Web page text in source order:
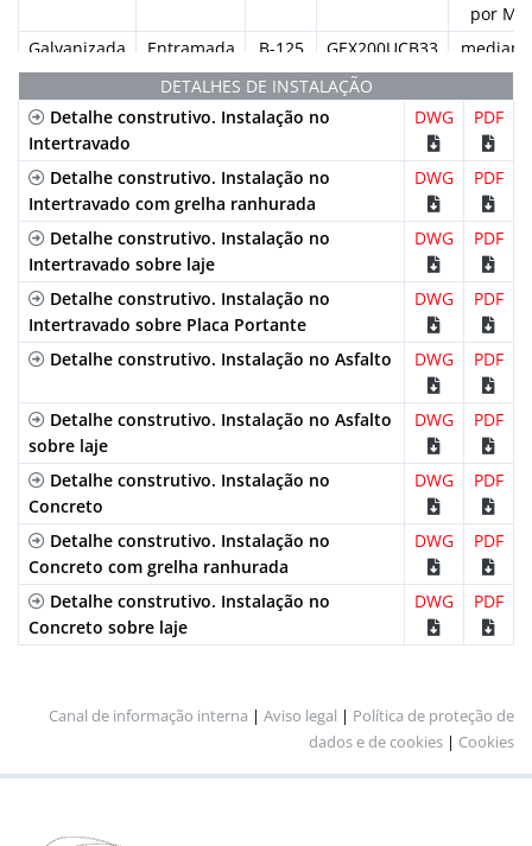
por ML
Galvanizada
Entramada
(Normal)
B-125 GEX200UCB33
2
cancelas
y 2
tornillos
por ML
Galvanizada
Entramada
(Anti-
tacão)
B-125 GEHX200UCB
2
cancelas
y 2
tornillos
por ML
por
pressão,
sem
Galvanizada
Ranhurada
C-250 GDR200UOC
por
pressão,
sem
DETALHES DE INSTALAÇÃO
Detalhe construtivo. Instalação no
Intertravado
DWG PDF
Detalhe construtivo. Instalação no
Intertravado com grelha ranhurada
DWG PDF
Detalhe construtivo. Instalação no
Intertravado sobre laje
DWG PDF
Detalhe construtivo. Instalação no
Intertravado sobre Placa Portante
DWG PDF
Detalhe construtivo. Instalação no Asfalto DWG PDF
Detalhe construtivo. Instalação no Asfalto
sobre laje
DWG PDF
Detalhe construtivo. Instalação no
Concreto
DWG PDF
Detalhe construtivo. Instalação no
Concreto com grelha ranhurada
DWG PDF
Detalhe construtivo. Instalação no
Concreto sobre laje
DWG PDF
Canal de informação interna | Aviso legal | Política de proteção de
dados e de cookies | Cookies